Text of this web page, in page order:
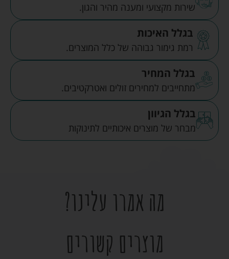
שירות מקצועי ומענה מהיר והגון.
בגלל האיכות
רמת גימור גבוהה של כלל המוצרים.
בגלל המחיר
מתחייבים למחירים זולים ואטרקטיבים.
בגלל הגיוון
מבחר של מוצרים איכותיים לתינוקות
מה אמרו עלינו?
מוצרים קשורים